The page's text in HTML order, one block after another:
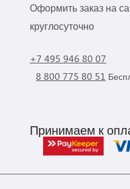
Оформить заказ на
круглосуточно
+7 495 946 80 07
8 800 775 80 51
Принимаем к